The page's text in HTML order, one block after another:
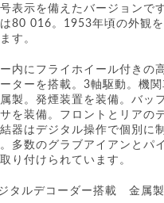
表示を備えたバージョンで
80 016。1953年頃の外観を
す。
内にフライホイール付きの
ターを搭載。3軸駆動。機関
製。発煙装置を装備。バッ
を装備。フロントとリアの
器はデジタル操作で個別に
多数のグラブアイアンとパ
り付けられています。
タルデコーダー搭載 金属